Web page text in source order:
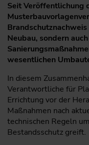
Seit Veröffentlichung
Neubau, sondern
wesentlichen
In diesem
Verantwortliche für
Errichtung vor der
Maßnahmen nach
technischen Regeln
Bestandsschutz greift.